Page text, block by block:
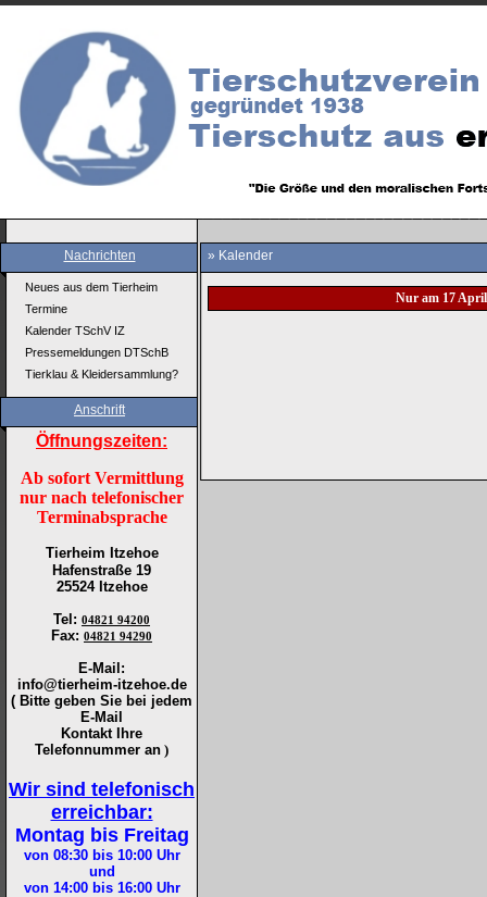
Nachrichten
Neues aus dem Tierheim
Termine
Kalender TSchV IZ
Pressemeldungen DTSchB
Tierklau & Kleidersammlung?
Anschrift
Öffnungszeiten:
Ab sofort Vermittlung
nur nach telefonischer
Terminabsprache
Tierheim Itzehoe
Hafenstraße 19
25524 Itzehoe
Tel : 04821 94200
Fax: 04821 94290
E-Mail:
info@tierheim-itzehoe.de
( Bitte geben Sie bei jedem
E-Mail
Kontakt Ihre
Telefonnummer an )
Wir sind telefonisch
erreichbar:
Montag bis Freitag
von 08:30 bis 10:00Uhr
und
von 14:00 bis 16:00Uhr
» Kalender
Nur am 17